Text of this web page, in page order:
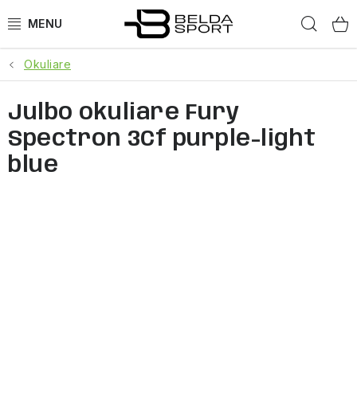
na
ŠPORTY
BEH
BOGNER
Okuliare
Julbo okuliare Fury
Spectron 3Cf purple-light
blue